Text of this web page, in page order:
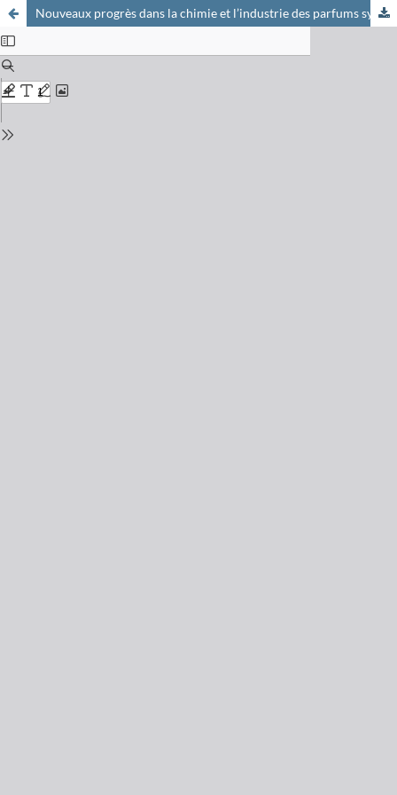
Nouveaux progrès dans la chimie et l’industrie des parfums synthétiques